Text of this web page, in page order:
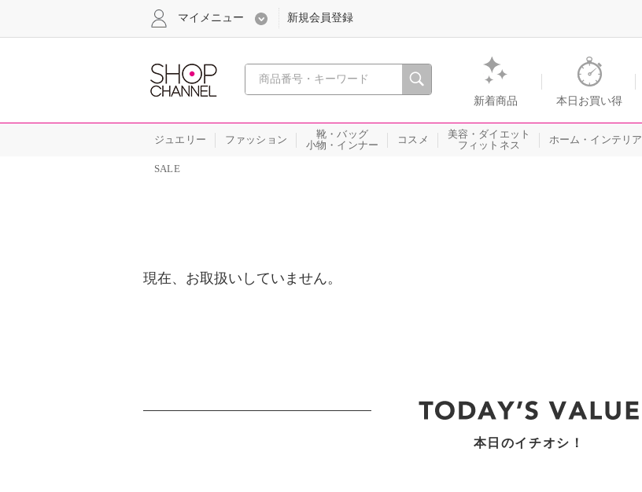
心おどる、瞬間を。通販・テレビショッピングのショップチャンネル
新着商品 本日お買い得
マイメニュー 新規会員登録
ジュエリー ファッション
靴・バッグ
小物・インナー
コスメ
美容・ダイエット
フィットネス
ホーム・インテリア
SALE
現在、お取扱いしていません。
本日のイチオシ！